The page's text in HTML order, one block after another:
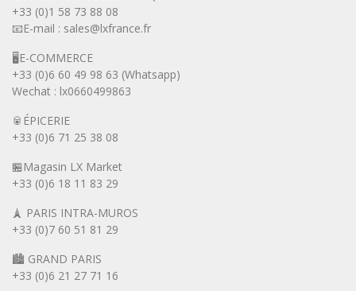
+33 (0)1 58 73 88 08
📧E-mail : sales@lxfrance.fr
🖥️E-COMMERCE
+33 (0)6 60 49 98 63 (Whatsapp)
Wechat : lx0660499863
🥫ÉPICERIE
+33 (0)6 71 25 38 08
🏪Magasin LX Market
+33 (0)6 18 11 83 29
🗼 PARIS INTRA-MUROS
+33 (0)7 60 51 81 29
🏙️ GRAND PARIS
+33 (0)6 21 27 71 16